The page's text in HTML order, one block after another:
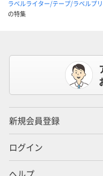
ラベルライター/テープ/ラベルプ
の特集
新規会員登録
ログイン
ヘルプ